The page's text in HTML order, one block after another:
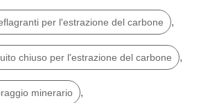
per l'estrazione del carbone ,
chiuso per l'estrazione del carbone ,
minerario ,